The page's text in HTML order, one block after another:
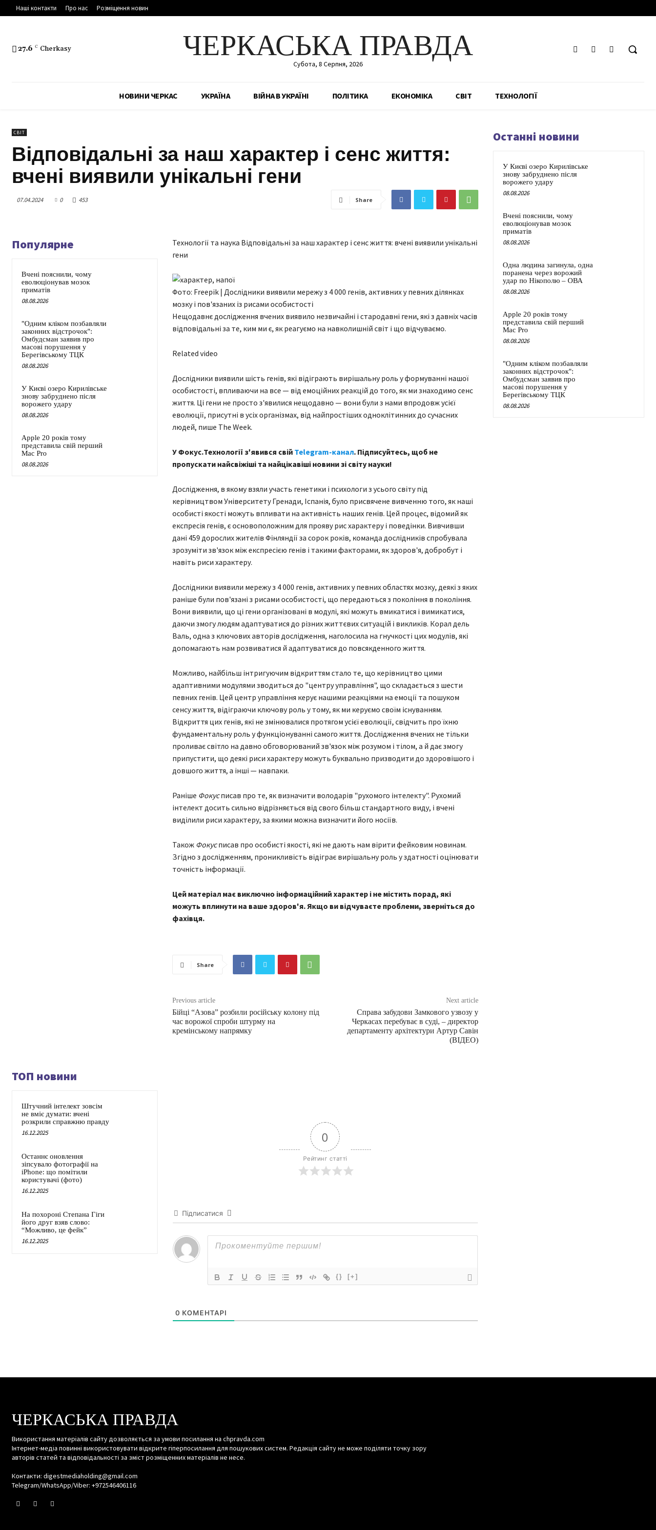
Наші контакти Про нас Розміщення новин
27.6 C Cherkasy ЧЕРКАСЬКА ПРАВДА
Субота, 8 Серпня, 2026
НОВИНИ ЧЕРКАС УКРАЇНА ВІЙНА В УКРАЇНІ ПОЛІТИКА ЕКОНОМІКА СВІТ ТЕХНОЛОГІЇ
СВІТ
Відповідальні за наш характер і сенс життя:
вчені виявили унікальні гени
07.04.2024 0 453 Share
Популярне
Вчені пояснили, чому
еволюціонував мозок
приматів
08.08.2026
"Одним кліком позбавляли
законних відстрочок":
Омбудсман заявив про
масові порушення у
Берегівському ТЦК
08.08.2026
У Києві озеро Кирилівське
знову забруднено після
ворожего удару
08.08.2026
Apple 20 років тому
представила свій перший
Mac Pro
08.08.2026
Технології та наука Відповідальні за наш характер і сенс життя: вчені виявили унікальні
гени
Фото: Freepik | Дослідники виявили мережу з 4 000 генів, активних у певних ділянках
мозку і пов'язаних із рисами особистості
Нещодавнє дослідження вчених виявило незвичайні і стародавні гени, які з давніх часів
відповідальні за те, ким ми є, як реагуємо на навколишній світ і що відчуваємо.
Related video
Дослідники виявили шість генів, які відіграють вирішальну роль у формуванні нашої
особистості, впливаючи на все — від емоційних реакцій до того, як ми знаходимо сенс
життя. Ці гени не просто з'явилися нещодавно — вони були з нами впродовж усієї
еволюції, присутні в усіх організмах, від найпростіших одноклітинних до сучасних
людей, пише The Week.
У Фокус.Технології з'явився свій Telegram-канал. Підписуйтесь, щоб не
пропускати найсвіжіші та найцікавіші новини зі світу науки!
Дослідження, в якому взяли участь генетики і психологи з усього світу під
керівництвом Університету Гренади, Іспанія, було присвячене вивченню того, як наші
особисті якості можуть впливати на активність наших генів. Цей процес, відомий як
експресія генів, є основоположним для прояву рис характеру і поведінки. Вивчивши
дані 459 дорослих жителів Фінляндії за сорок років, команда дослідників спробувала
зрозуміти зв'язок між експресією генів і такими факторами, як здоров'я, добробут і
навіть риси характеру.
Дослідники виявили мережу з 4 000 генів, активних у певних областях мозку, деякі з яких
раніше були пов'язані з рисами особистості, що передаються з покоління в покоління.
Вони виявили, що ці гени організовані в модулі, які можуть вмикатися і вимикатися,
даючи змогу людям адаптуватися до різних життєвих ситуацій і викликів. Корал дель
Валь, одна з ключових авторів дослідження, наголосила на гнучкості цих модулів, які
допомагають нам розвиватися й адаптуватися до повсякденного життя.
Можливо, найбільш інтригуючим відкриттям стало те, що керівництво цими
адаптивними модулями зводиться до "центру управління", що складається з шести
певних генів. Цей центр управління керує нашими реакціями на емоції та пошуком
сенсу життя, відіграючи ключову роль у тому, як ми керуємо своїм існуванням.
Відкриття цих генів, які не змінювалися протягом усієї еволюції, свідчить про їхню
фундаментальну роль у функціонуванні самого життя. Дослідження вчених не тільки
проливає світло на давно обговорюваний зв'язок між розумом і тілом, а й дає змогу
припустити, що деякі риси характеру можуть буквально призводити до здоровішого і
довшого життя, а інші — навпаки.
Раніше Фокусписав про те, як визначити володарів "рухомого інтелекту". Рухомий
інтелект досить сильно відрізняється від свого більш стандартного виду, і вчені
виділили риси характеру, за якими можна визначити його носіїв.
Також Фокусписав про особисті якості, які не дають нам вірити фейковим новинам.
Згідно з дослідженням, проникливість відіграє вирішальну роль у здатності оцінювати
точність інформації.
Цей матеріал має виключно інформаційний характер і не містить порад, які
можуть вплинути на ваше здоров'я. Якщо ви відчуваєте проблеми, зверніться до
фахівця.
Share
Previous article
Бійці “Азова” розбили російську колону під
час ворожої спроби штурму на
кремінському напрямку
Next article
Справа забудови Замкового узвозу у
Черкасах перебуває в суді, – директор
департаменту архітектури Артур Савін
(ВІДЕО)
ТОП новини
Штучний інтелект зовсім
не вміє думати: вчені
розкрили справжню правду
16.12.2025
Останнє оновлення
зіпсувало фотографії на
iPhone: що помітили
користувачі (фото)
16.12.2025
На похороні Степана Гіги
його друг взяв слово:
“Можливо, це фейк”
16.12.2025
0
Рейтинг статті
Підписатися
{} [+]
0 КОМЕНТАРІ
Останні новини
У Києві озеро Кирилівське
знову забруднено після
ворожего удару
08.08.2026
Вчені пояснили, чому
еволюціонував мозок
приматів
08.08.2026
Одна людина загинула, одна
поранена через ворожий
удар по Нікополю – ОВА
08.08.2026
Apple 20 років тому
представила свій перший
Mac Pro
08.08.2026
"Одним кліком позбавляли
законних відстрочок":
Омбудсман заявив про
масові порушення у
Берегівському ТЦК
08.08.2026
ЧЕРКАСЬКА ПРАВДА
Використання матеріалів сайту дозволяється за умови посилання на chpravda.com
Інтернет-медіа повинні використовувати відкрите гіперпосилання для пошукових систем. Редакція сайту не може поділяти точку зору
авторів статей та відповідальності за зміст розміщенних матеріалів не несе.
Контакти: digestmediaholding@gmail.com
Telegram/WhatsApp/Viber: +972546406116